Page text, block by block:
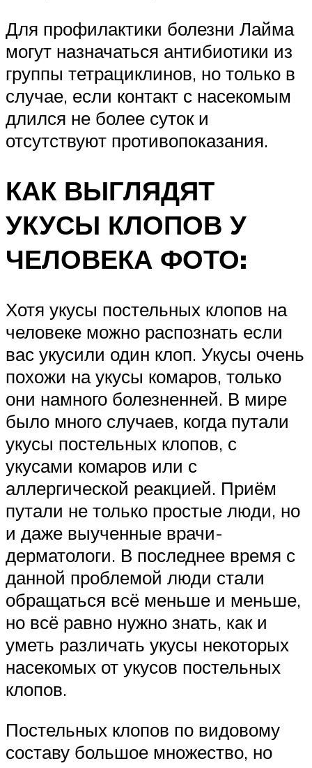
Для профилактики болезни Лайма
могут назначаться антибиотики из
группы тетрациклинов, но только в
случае, если контакт с насекомым
длился не более суток и
отсутствуют противопоказания.
КАК ВЫГЛЯДЯТ
УКУСЫ КЛОПОВ У
ЧЕЛОВЕКА ФОТО:
Хотя укусы постельных клопов на
человеке можно распознать если
вас укусили один клоп. Укусы очень
похожи на укусы комаров, только
они намного болезненней. В мире
было много случаев, когда путали
укусы постельных клопов, с
укусами комаров или с
аллергической реакцией. Приём
путали не только простые люди, но
и даже выученные врачи-
дерматологи. В последнее время с
данной проблемой люди стали
обращаться всё меньше и меньше,
но всё равно нужно знать, как и
уметь различать укусы некоторых
насекомых от укусов постельных
клопов.
Постельных клопов по видовому
составу большое множество, но